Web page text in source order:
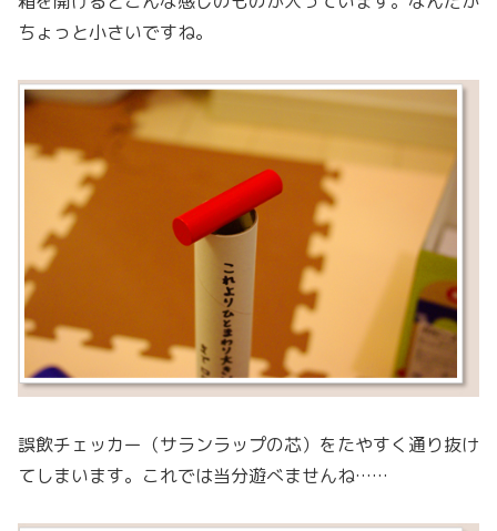
ちょっと小さいですね。
誤飲チェッカー（サランラップの芯）をたやすく通り抜け
てしまいます。これでは当分遊べませんね……